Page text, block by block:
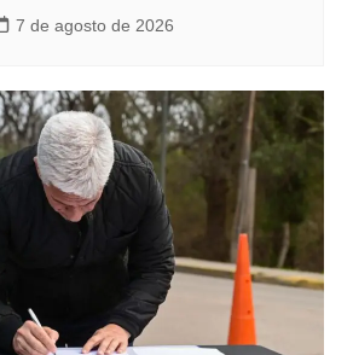
7 de agosto de 2026